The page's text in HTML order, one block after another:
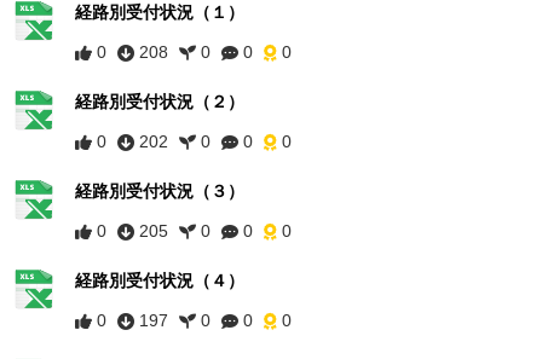
経路別受付状況（１）
0 208 0 0 0
経路別受付状況（２）
0 202 0 0 0
経路別受付状況（３）
0 205 0 0 0
経路別受付状況（４）
0 197 0 0 0